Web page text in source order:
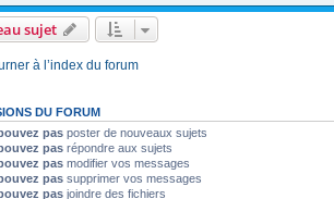
sujet
à l’index du forum
DU FORUM
pas poster de nouveaux sujets
pas répondre aux sujets
pas modifier vos messages
pas supprimer vos messages
pas joindre des fichiers